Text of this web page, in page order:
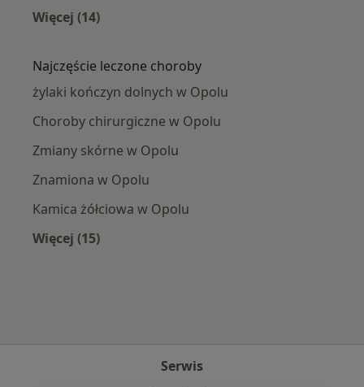
Więcej (14)
Najczęście leczone choroby
żylaki kończyn dolnych w Opolu
Choroby chirurgiczne w Opolu
Zmiany skórne w Opolu
Znamiona w Opolu
Kamica żółciowa w Opolu
Więcej (15)
Serwis